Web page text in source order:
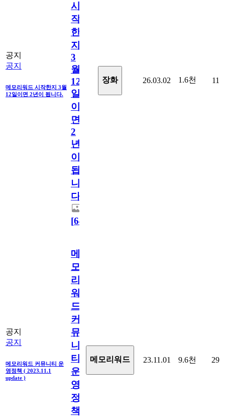
공지
공지
메모리워드 시작한지 3월
12일이면 2년이 됩니다.
시
작
한
지
3
월
12
일
이
면
2
년
이
됩
니
다.
[64
장화 26.03.02 1.6천 11
공지
공지
메모리워드 커뮤니티 운
영정책 ( 2023.11.1
update )
메
모
리
워
드
커
뮤
니
티
운
영
정
책
메모리워드 23.11.01 9.6천 29